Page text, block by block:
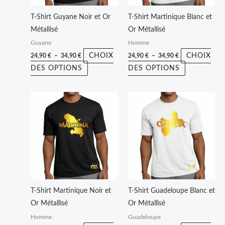
T-Shirt Guyane Noir et Or
Métallisé
Guyane
24,90€ – 34,90€
CHOIX
DES OPTIONS
sur
la
page
produit
T-Shirt Martinique Blanc et
Or Métallisé
Homme
24,90 € – 34,90 €
CHOIX
DES OPTIONS
sur
la
page
T-Shirt Martinique Noir et
Or Métallisé
Homme
Plage
24,90 €
à
34,90 €
Ce
produit
a
plusieurs
variations.
Les
options
sur
T-Shirt Guadeloupe Blanc et
Or Métallisé
Guadeloupe
Plage
prix :
24,90 €
à
34,90 €
Ce
a
plusieurs
variations.
Les
options
sur